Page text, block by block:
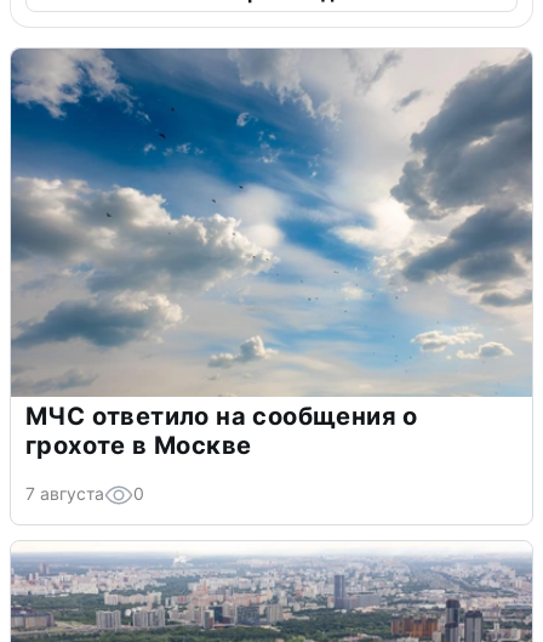
МЧС ответило на сообщения о
грохоте в Москве
7 августа 0